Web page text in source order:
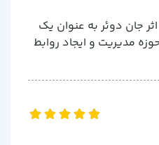
جان دوئر به عنوان یک
مدیریت و ایجاد روابط